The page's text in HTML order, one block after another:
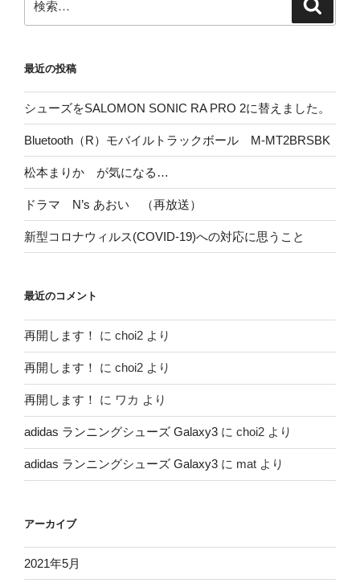
索:
最近の投稿
シューズをSALOMON SONIC RA PRO 2に替えました。
Bluetooth（R）モバイルトラックボール M-MT2BRSBK
松本まりか が気になる…
ドラマ N’s あおい （再放送）
新型コロナウィルス(COVID-19)への対応に思うこと
最近のコメント
再開します！ に choi2 より
再開します！ に choi2 より
再開します！ に ワカ より
adidas ランニングシューズ Galaxy3 に choi2 より
adidas ランニングシューズ Galaxy3 に mat より
アーカイブ
2021年5月